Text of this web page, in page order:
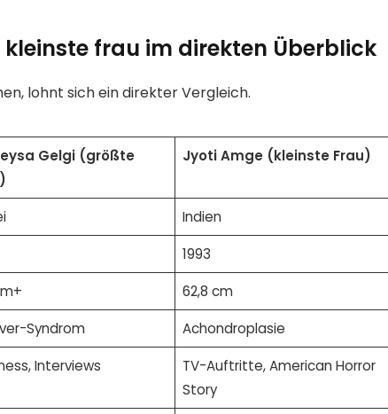
frau im direkten Überblick
lohnt sich ein direkter Vergleich.
Gelgi (größte
Jyoti Amge (kleinste Frau)
Indien
1993
62,8 cm
Syndrom
Achondroplasie
Interviews
TV-Auftritte, American Horror
Story